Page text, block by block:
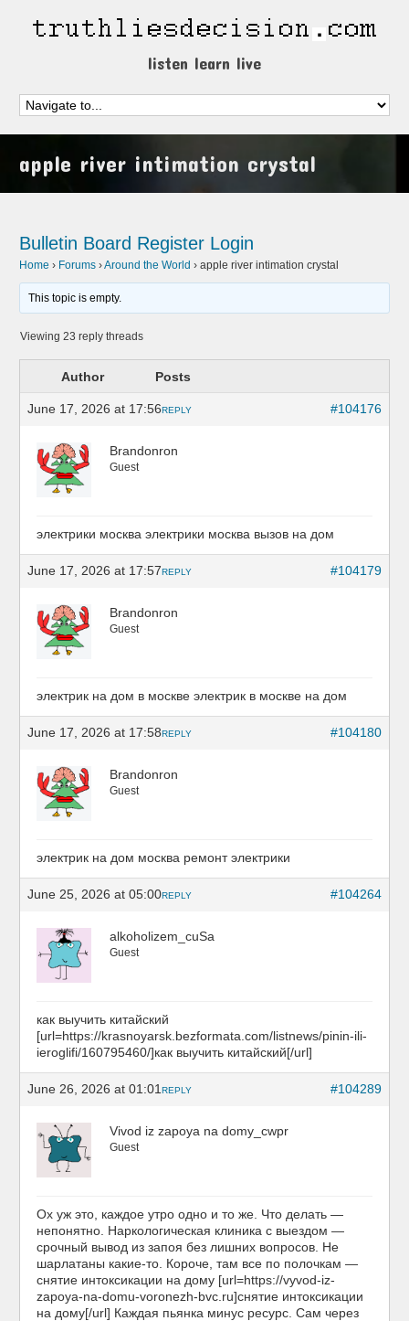
listen learn live
apple river intimation crystal
Bulletin Board Register Login
Home › Forums ›Around the World › apple river intimation crystal
This topic is empty.
Viewing 23 reply threads
Author Posts
June 17, 2026 at 17:56 #104176
REPLY
Brandonron
Guest
электрики москваэлектрики москва вызов на дом
June 17, 2026 at 17:57 #104179
REPLY
Brandonron
Guest
электрик на дом в москвеэлектрик в москве на дом
June 17, 2026 at 17:58 #104180
REPLY
Brandonron
Guest
электрик на дом москва ремонт электрики
June 25, 2026 at 05:00 #104264
REPLY
alkoholizem_cuSa
Guest
как выучить китайский
[url=https://krasnoyarsk.bezformata.com/listnews/pinin-ili-
ieroglifi/160795460/]как выучить китайский[/url]
June 26, 2026 at 01:01 #104289
REPLY
Vivod iz zapoya na domy_cwpr
Guest
Ох уж это, каждое утро одно и то же. Что делать —
непонятно. Наркологическая клиника с выездом —
срочный вывод из запоя без лишних вопросов. Не
шарлатаны какие-то. Короче, там все по полочкам —
снятие интоксикации на дому [url=https://vyvod-iz-
zapoya-na-domu-voronezh-bvc.ru]снятие интоксикации
на дому[/url] Каждая пьянка минус ресурс. Сам через